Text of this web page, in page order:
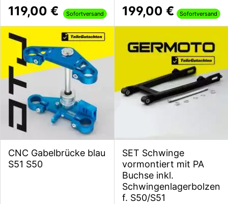
119,00 € Sofortversand 199,00 € Sofortversand
CNC Gabelbrücke blau
S51 S50
SET Schwinge
vormontiert mit PA
Buchse inkl.
Schwingenlagerbolzen
f. S50/S51